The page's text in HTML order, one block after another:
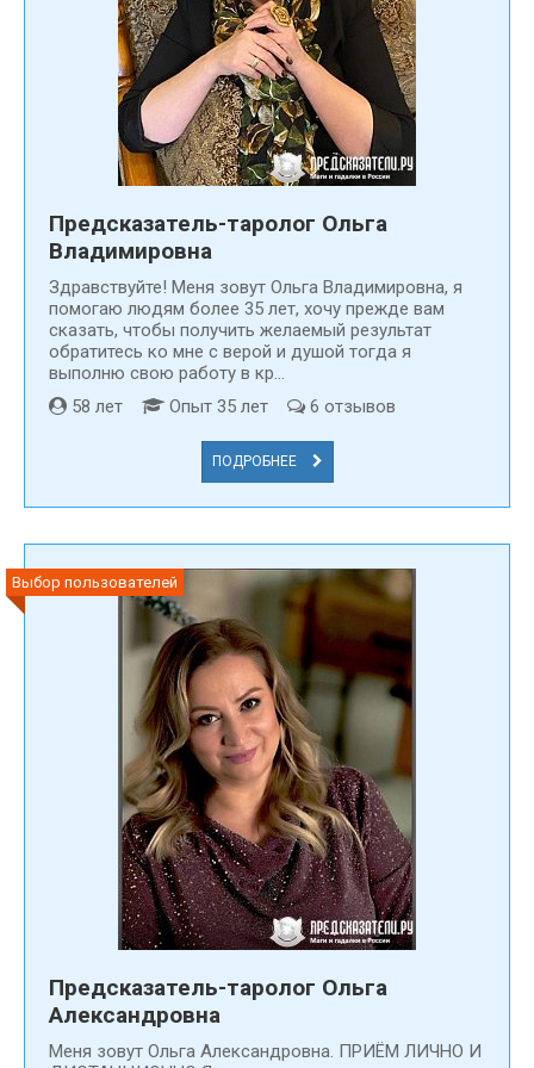
ясновидящего, которыйпоможет в самых сложных
проблемах и затруднениях, даст ответ на интересующий
вопрос и пр. Предлагаемые магические услуги астрологами
и другими специалистами находятся на очень высоком
качестве, поскольку каждый маг дорожит своей
репутацией – на сайте каждый из них получает отзывы от
реальных людей.
Для более подходящего поиска необходимо изучить
анкету каждого заинтересовавшего гадалки или
ясновидящего, в том числе и
клиентов. Выбор с максимально приближенной
специализацией к своему вопросу или проблеме –
ключевое условие для получения от контакта со
специалистом желаемого результата.
Предсказатель-таролог Ольга
Владимировна
Здравствуйте! Меня зовут Ольга Владимировна, я
помогаю людям более 35 лет, хочу прежде вам
сказать, чтобы получить желаемый результат
обратитесь ко мне с верой и душой тогда я
выполню свою работу в кр...
58 лет
Опыт 35 лет 6 отзывов
ПОДРОБНЕЕ
Выбор пользователей
Предсказатель-таролог Ольга
Александровна
Меня зовут Ольга Александровна. ПРИЁМ ЛИЧНО И